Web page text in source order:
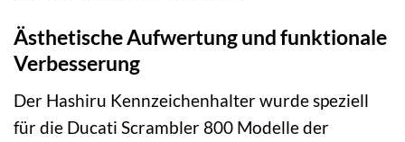
Ästhetische Aufwertung und funktionale
Verbesserung
Der Hashiru Kennzeichenhalter wurde speziell
für die Ducati Scrambler 800 Modelle der